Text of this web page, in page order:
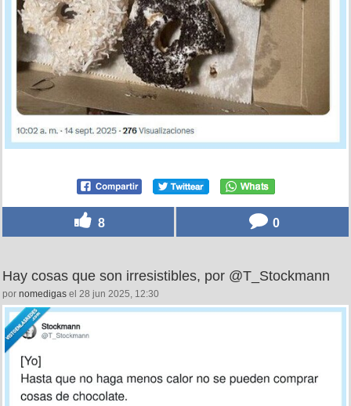
8 0
Hay cosas que son irresistibles, por @T_Stockmann
por nomedigas el 28 jun 2025, 12:30